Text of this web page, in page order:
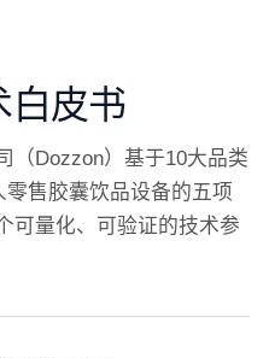
白皮书
（Dozzon）基于10大品类
售胶囊饮品设备的五项
量化、可验证的技术参